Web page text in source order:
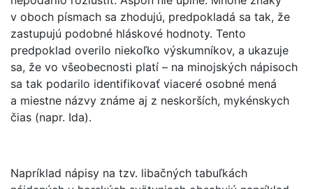
v oboch písmach sa zhodujú, predpokladá sa tak, že
zastupujú podobné hláskové hodnoty. Tento
predpoklad overilo niekoľko výskumníkov, a ukazuje
sa, že vo všeobecnosti platí – na minojských nápisoch
sa tak podarilo identifikovať viaceré osobné mená
a miestne názvy známe aj z neskorších, mykénskych
čias (napr. Ida).
Napríklad nápisy na tzv. libačných tabuľkách